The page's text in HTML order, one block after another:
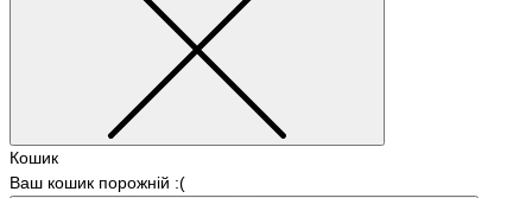
Кошик
Ваш кошик порожній :(